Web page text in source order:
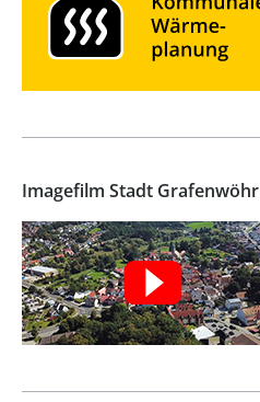
Imagefilm Stadt Grafenwöhr